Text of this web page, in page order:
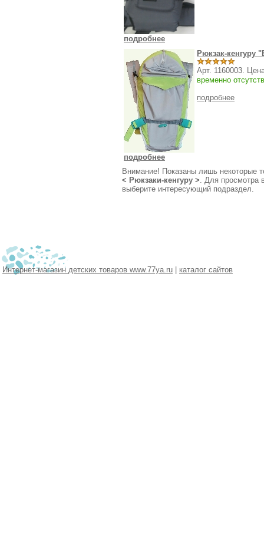
подробнее
подробнее
Рюкзак-кенгуру
Арт. 1160003.
временно
подробнее
Внимание! Показаны лишь некоторые
< Рюкзаки-кенгуру >. Для просмотра
выберите интересующий подраздел.
Интернет-магазин детских товаров www.77ya.ru каталог сайтов